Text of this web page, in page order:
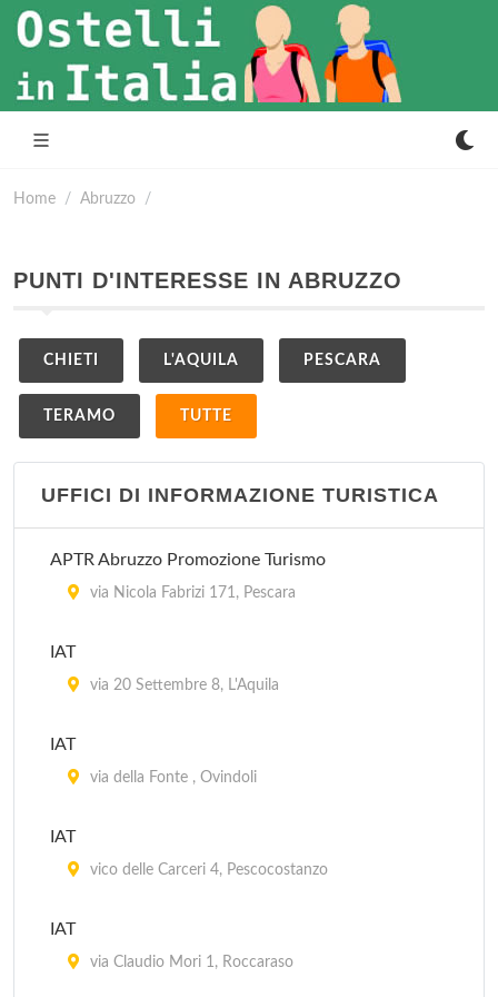
Home Abruzzo
PUNTI D'INTERESSE IN ABRUZZO
CHIETI L'AQUILA PESCARA
TERAMO TUTTE
UFFICI DI INFORMAZIONE TURISTICA
APTR Abruzzo Promozione Turismo
via Nicola Fabrizi 171, Pescara
IAT
via 20 Settembre 8, L'Aquila
IAT
via della Fonte , Ovindoli
IAT
vico delle Carceri 4, Pescocostanzo
IAT
via Claudio Mori 1, Roccaraso